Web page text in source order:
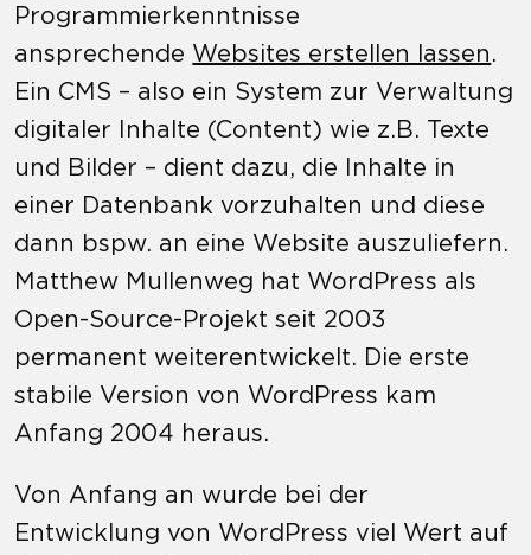
Programmierkenntnisse
ansprechende Websites erstellen lassen.
Ein CMS – also ein System zur Verwaltung
digitaler Inhalte (Content) wie z.B. Texte
und Bilder – dient dazu, die Inhalte in
einer Datenbank vorzuhalten und diese
dann bspw. an eine Website auszuliefern.
Matthew Mullenweg hat WordPress als
Open-Source-Projekt seit 2003
permanent weiterentwickelt. Die erste
stabile Version von WordPress kam
Anfang 2004 heraus.
Von Anfang an wurde bei der
Entwicklung von WordPress viel Wert auf